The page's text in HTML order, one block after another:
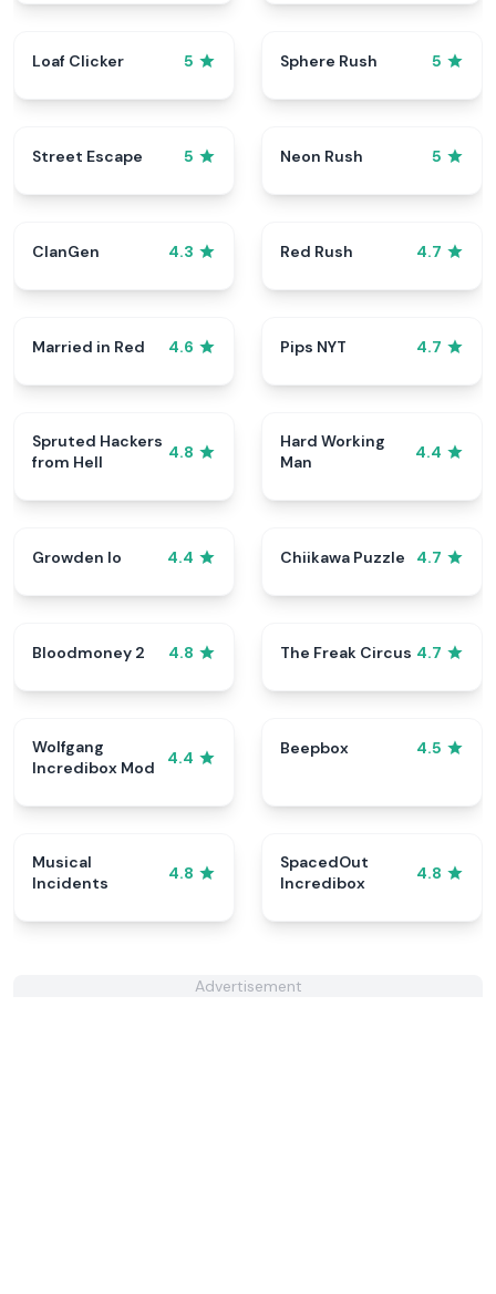
Loaf Clicker 5 Sphere Rush 5
Street Escape 5 Neon Rush 5
ClanGen 4.3 Red Rush 4.7
Married in Red 4.6 Pips NYT 4.7
Spruted Hackers
from Hell
4.8
Hard Working
Man
4.4
Growden Io 4.4 Chiikawa Puzzle 4.7
Bloodmoney 2 4.8 The Freak Circus 4.7
Wolfgang
Incredibox Mod
4.4
Beepbox 4.5
Musical
Incidents
4.8
SpacedOut
Incredibox
4.8
Advertisement